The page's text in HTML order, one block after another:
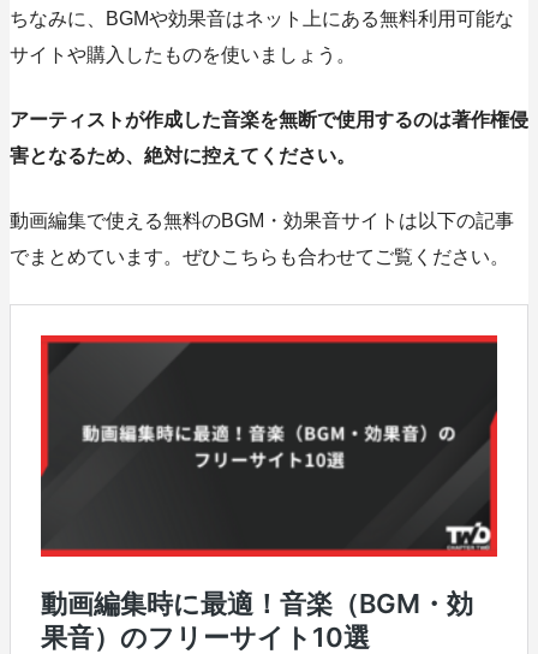
ちなみに、BGMや効果音はネット上にある無料利用可能な
サイトや購入したものを使いましょう。
アーティストが作成した音楽を無断で使用するのは著作権侵
害となるため、絶対に控えてください。
動画編集で使える無料のBGM・効果音サイトは以下の記事
でまとめています。ぜひこちらも合わせてご覧ください。